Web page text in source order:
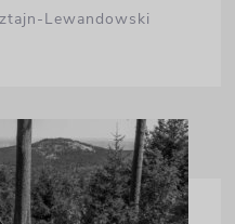
Lewandowski